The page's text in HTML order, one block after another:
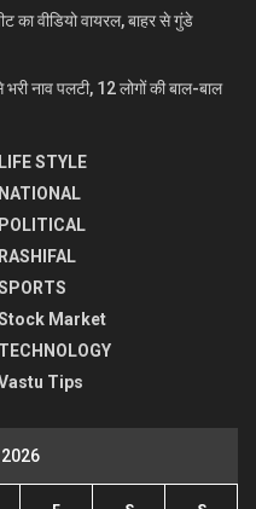
वीडियो वायरल, बाहर से गुंडे
नाव पलटी, 12 लोगों की बाल-बाल
LIFE STYLE
NATIONAL
POLITICAL
RASHIFAL
Market
TECHNOLOGY
Tips
2026